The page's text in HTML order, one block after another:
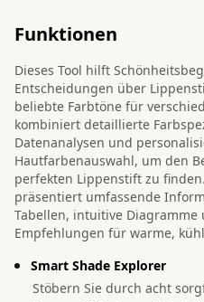
Funktionen
Dieses Tool hilft
Entscheidungen über
beliebte Farbtöne für
kombiniert detaillierte
Datenanalysen und
Hautfarbenauswahl, um den
perfekten Lippenstift zu
präsentiert umfassende
Tabellen, intuitive
Empfehlungen für warme,
Smart Shade Explorer
Stöbern Sie durch acht